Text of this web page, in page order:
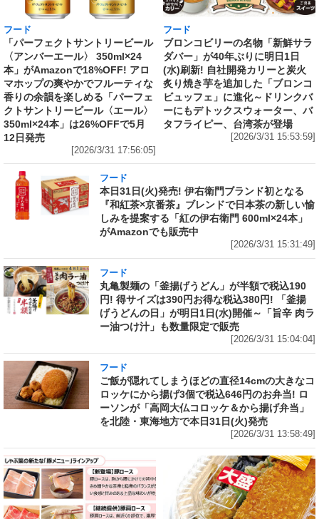
フード
「パーフェクトサントリービール
〈アンバーエール〉 350ml×24
本」がAmazonで18%OFF! アロ
マホップの爽やかでフルーティな
香りの余韻を楽しめる「パーフェ
クトサントリービール〈エール〉
350ml×24本」は26%OFFで5月
12日発売
[2026/3/31 17:56:05]
フード
ブロンコビリーの名物「新鮮サラ
ダバー」が40年ぶりに明日1日
(水)刷新! 自社開発カリーと炭火
炙り焼き芋を追加した「ブロンコ
ビュッフェ」に進化～ドリンクバ
ーにもデトックスウォーター、バ
タフライピー、台湾茶が登場
[2026/3/31 15:53:59]
フード
本日31日(火)発売! 伊右衛門ブランド初となる
『和紅茶×京番茶』ブレンドで日本茶の新しい愉
しみを提案する「紅の伊右衛門 600ml×24本」
がAmazonでも販売中
[2026/3/31 15:31:49]
フード
丸亀製麺の「釜揚げうどん」が半額で税込190
円! 得サイズは390円お得な税込380円! 「釜揚
げうどんの日」が明日1日(水)開催～「旨辛 肉ラ
ー油つけ汁」も数量限定で販売
[2026/3/31 15:04:04]
フード
ご飯が隠れてしまうほどの直径14cmの大きなコ
ロッケにから揚げ3個で税込646円のお弁当! ロ
ーソンが「高岡大仏コロッケ＆から揚げ弁当」
を北陸・東海地方で本日31日(火)発売
[2026/3/31 13:58:49]